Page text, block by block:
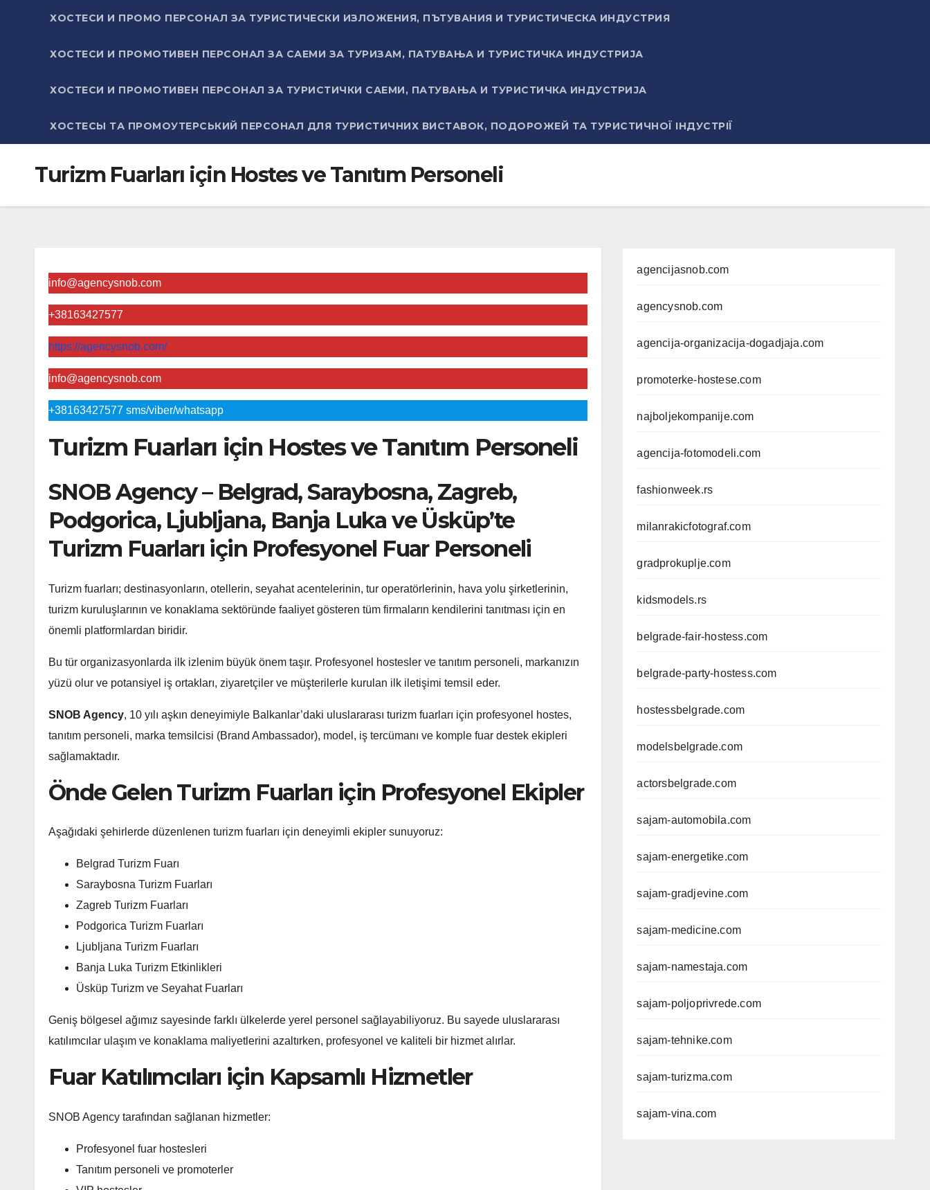
ХОСТЕСИ И ПРОМО ПЕРСОНАЛ ЗА ТУРИСТИЧЕСКИ ИЗЛОЖЕНИЯ, ПЪТУВАНИЯ И ТУРИСТИЧЕСКА ИНДУСТРИЯ
ХОСТЕСИ И ПРОМОТИВЕН ПЕРСОНАЛ ЗА САЕМИ ЗА ТУРИЗАМ, ПАТУВАЊА И ТУРИСТИЧКА ИНДУСТРИЈА
ХОСТЕСИ И ПРОМОТИВЕН ПЕРСОНАЛ ЗА ТУРИСТИЧКИ САЕМИ, ПАТУВАЊА И ТУРИСТИЧКА ИНДУСТРИЈА
ХОСТЕСЫ ТА ПРОМОУТЕРСЬКИЙ ПЕРСОНАЛ ДЛЯ ТУРИСТИЧНИХ ВИСТАВОК, ПОДОРОЖЕЙ ТА ТУРИСТИЧНОЇ ІНДУСТРІЇ
Turizm Fuarları için Hostes ve Tanıtım Personeli
info@agencysnob.com
+38163427577
https://agencysnob.com/
info@agencysnob.com
+38163427577 sms/viber/whatsapp
Turizm Fuarları için Hostes ve Tanıtım Personeli
SNOB Agency – Belgrad, Saraybosna, Zagreb,
Podgorica, Ljubljana, Banja Luka ve Üsküp’te
Turizm Fuarları için Profesyonel Fuar Personeli
Turizm fuarları; destinasyonların, otellerin, seyahat acentelerinin, tur operatörlerinin, hava yolu şirketlerinin,
turizm kuruluşlarının ve konaklama sektöründe faaliyet gösteren tüm firmaların kendilerini tanıtması için en
önemli platformlardan biridir.
Bu tür organizasyonlarda ilk izlenim büyük önem taşır. Profesyonel hostesler ve tanıtım personeli, markanızın
yüzü olur ve potansiyel iş ortakları, ziyaretçiler ve müşterilerle kurulan ilk iletişimi temsil eder.
SNOB Agency, 10 yılı aşkın deneyimiyle Balkanlar’daki uluslararası turizm fuarları için profesyonel hostes,
tanıtım personeli, marka temsilcisi (Brand Ambassador), model, iş tercümanı ve komple fuar destek ekipleri
sağlamaktadır.
Önde Gelen Turizm Fuarları için Profesyonel Ekipler
Aşağıdaki şehirlerde düzenlenen turizm fuarları için deneyimli ekipler sunuyoruz:
Belgrad Turizm Fuarı
Saraybosna Turizm Fuarları
Zagreb Turizm Fuarları
Podgorica Turizm Fuarları
Ljubljana Turizm Fuarları
Banja Luka Turizm Etkinlikleri
Üsküp Turizm ve Seyahat Fuarları
Geniş bölgesel ağımız sayesinde farklı ülkelerde yerel personel sağlayabiliyoruz. Bu sayede uluslararası
katılımcılar ulaşım ve konaklama maliyetlerini azaltırken, profesyonel ve kaliteli bir hizmet alırlar.
Fuar Katılımcıları için Kapsamlı Hizmetler
SNOB Agency tarafından sağlanan hizmetler:
Profesyonel fuar hostesleri
Tanıtım personeli ve promoterler
agencijasnob.com
agencysnob.com
agencija-organizacija-dogadjaja.com
promoterke-hostese.com
najboljekompanije.com
agencija-fotomodeli.com
fashionweek.rs
milanrakicfotograf.com
gradprokuplje.com
kidsmodels.rs
belgrade-fair-hostess.com
belgrade-party-hostess.com
hostessbelgrade.com
modelsbelgrade.com
actorsbelgrade.com
sajam-automobila.com
sajam-energetike.com
sajam-gradjevine.com
sajam-medicine.com
sajam-namestaja.com
sajam-poljoprivrede.com
sajam-tehnike.com
sajam-turizma.com
sajam-vina.com